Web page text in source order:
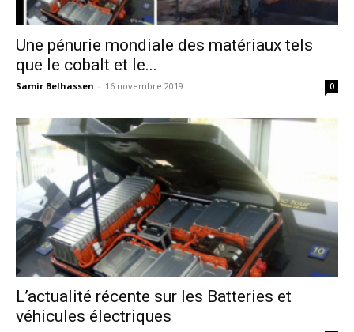
Une pénurie mondiale des matériaux tels
que le cobalt et le...
Samir Belhassen - 16 novembre 2019 0
L’actualité récente sur les Batteries et
véhicules électriques